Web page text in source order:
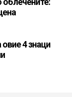
4 знаци